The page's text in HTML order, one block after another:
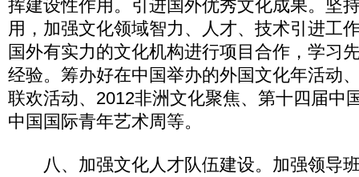
挥建设性作用。引进国外优秀文化成果。坚
用，加强文化领域智力、人才、技术引进工
国外有实力的文化机构进行项目合作，学习
经验。筹办好在中国举办的外国文化年活动
联欢活动、2012非洲文化聚焦、第十四届中
中国国际青年艺术周等。
八、加强文化人才队伍建设。加强领导